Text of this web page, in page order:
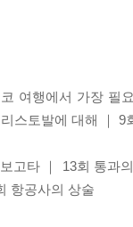
여행에서 가장 필
스토발에 대해 ｜ 9
고타 ｜ 13회 통과
항공사의 상술